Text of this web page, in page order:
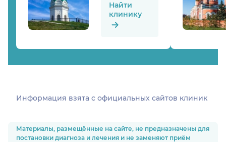
Найти
клинику
Информация взята c официальных сайтов клиник
Материалы, размещённые на сайте, не предназначены для
постановки диагноза и лечения и не заменяют приём